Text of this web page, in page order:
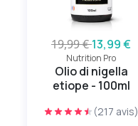
19,99 €13,99 €
Nutrition Pro
Olio di nigella
etiope - 100ml
(217 avis)